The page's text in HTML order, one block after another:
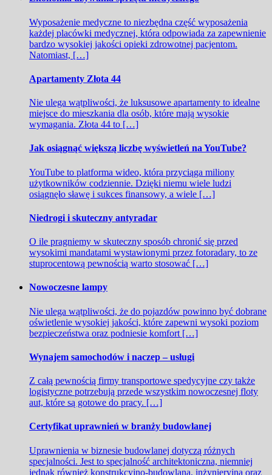
Wyposażenie medyczne to niezbędna część wyposażenia
każdej placówki medycznej, która odpowiada za zapewnienie
bardzo wysokiej jakości opieki zdrowotnej pacjentom.
Natomiast, […]
Apartamenty Złota 44
Nie ulega wątpliwości, że luksusowe apartamenty to idealne
miejsce do mieszkania dla osób, które mają wysokie
wymagania. Złota 44 to […]
Jak osiągnąć większą liczbę wyświetleń na YouTube?
YouTube to platforma wideo, która przyciąga miliony
użytkowników codziennie. Dzięki niemu wiele ludzi
osiągnęło sławę i sukces finansowy, a wiele […]
Niedrogi i skuteczny antyradar
O ile pragniemy w skuteczny sposób chronić się przed
wysokimi mandatami wystawionymi przez fotoradary, to ze
stuprocentową pewnością warto stosować […]
Nowoczesne lampy
Nie ulega wątpliwości, że do pojazdów powinno być dobrane
oświetlenie wysokiej jakości, które zapewni wysoki poziom
bezpieczeństwa oraz podniesie komfort […]
Wynajem samochodów i naczep – usługi
Z całą pewnością firmy transportowe spedycyjne czy także
logistyczne potrzebują przede wszystkim nowoczesnej floty
aut, które są gotowe do pracy. […]
Certyfikat uprawnień w branży budowlanej
Uprawnienia w biznesie budowlanej dotyczą różnych
specjalności. Jest to specjalność architektoniczna, niemniej
jednak również konstrukcyjno-budowlana, inżynieryjna oraz